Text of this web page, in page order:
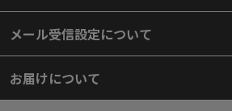
メール受信設定について
お届けについて